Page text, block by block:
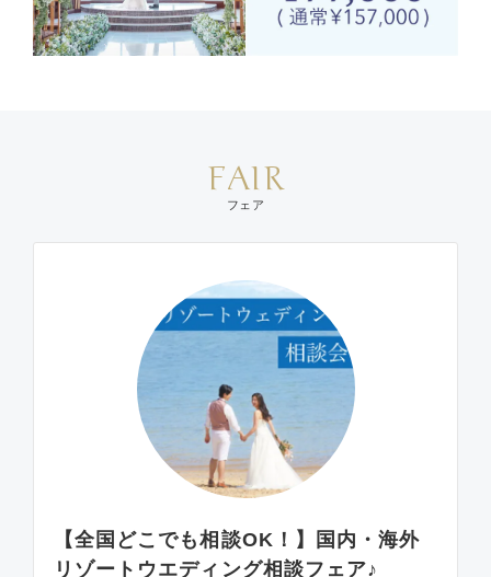
FAIR
フェア
【全国どこでも相談OK！】国内・海外
リゾートウエディング相談フェア♪